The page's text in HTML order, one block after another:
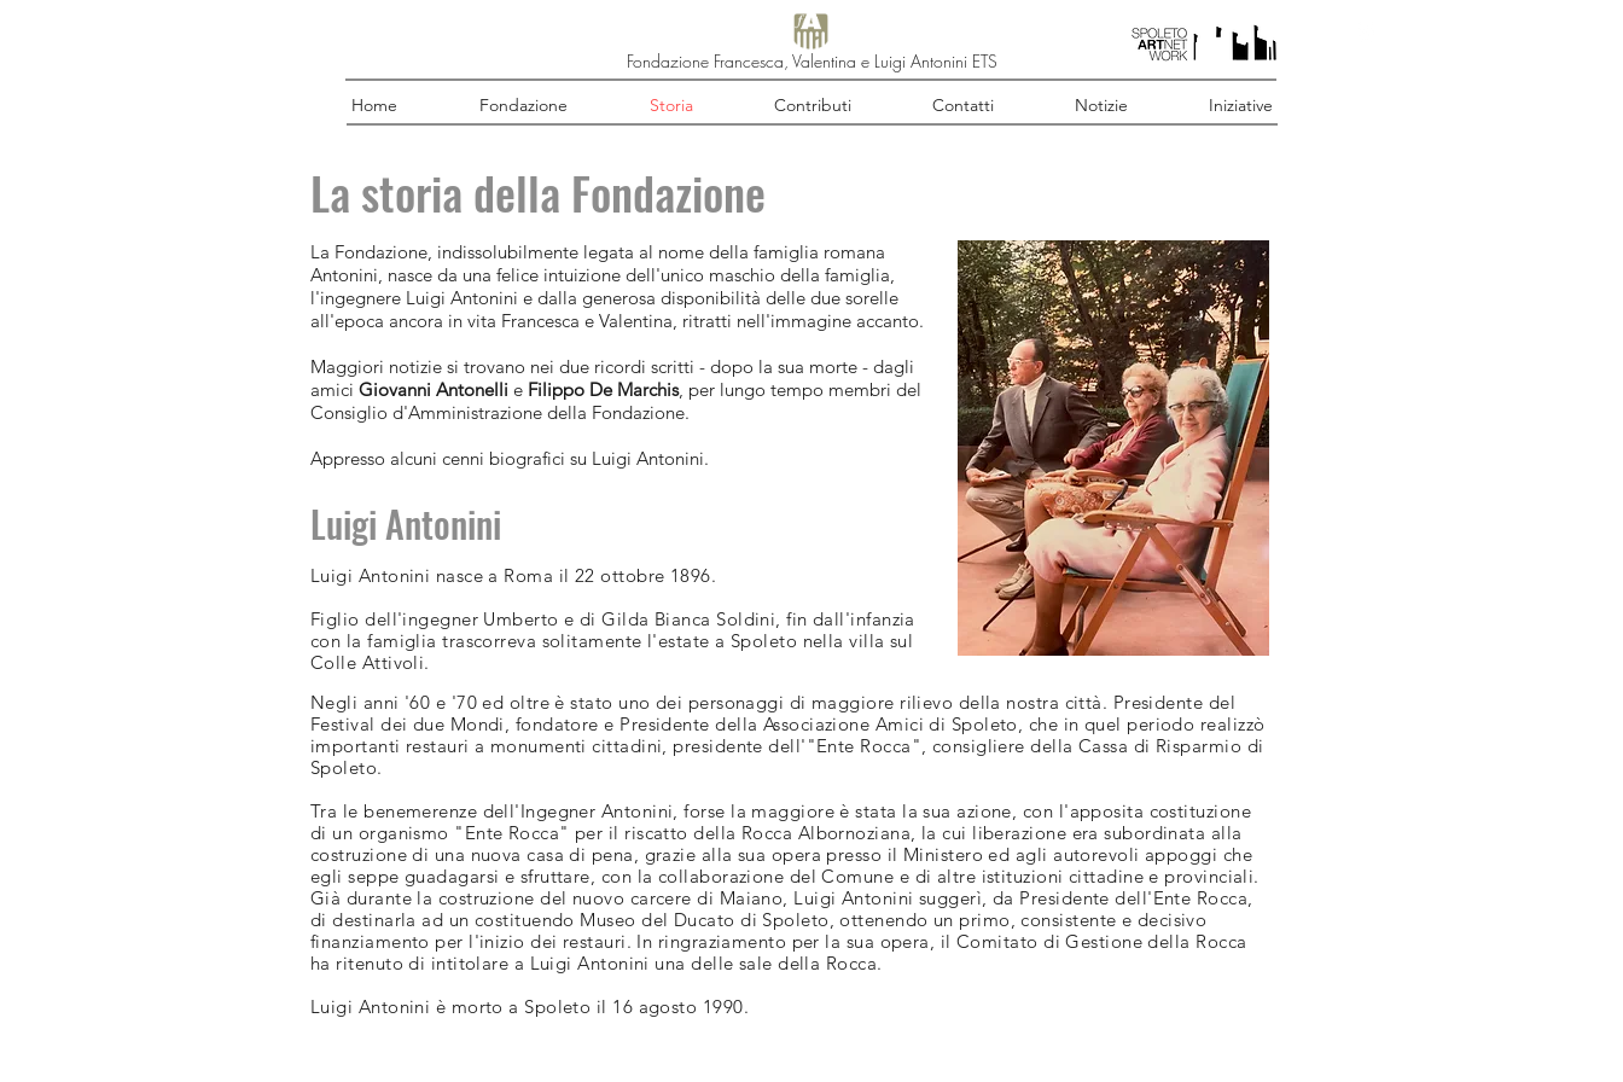
Fondazione Francesca, Valentina e Luigi Antonini ETS
Home Fondazione Storia Contributi Contatti Notizie Iniziative
La storia della Fondazione
La Fondazione, indissolubilmente legata al nome della famiglia romana
Antonini, nasce da una felice intuizione dell'unico maschio della famiglia,
l'ingegnere Luigi Antonini e dalla generosa disponibilità delle due sorelle
all'epoca ancora in vita Francesca e Valentina, ritratti nell'immagine accanto.
Maggiori notizie si trovano nei due ricordi scritti - dopo la sua morte - dagli
amici Giovanni Antonelli e Filippo De Marchis, per lungo tempo membri del
Consiglio d'Amministrazione della Fondazione.
Appresso alcuni cenni biografici su Luigi Antonini.
Luigi Antonini
Luigi Antonini nasce a Roma il 22 ottobre 1896.
Figlio dell'ingegner Umberto e di Gilda Bianca Soldini, fin dall'infanzia
con la famiglia trascorreva solitamente l'estate a Spoleto nella villa sul
Colle Attivoli.
Negli anni '60 e '70 ed oltre è stato uno dei personaggi di maggiore rilievo della nostra città. Presidente del
Festival dei due Mondi, fondatore e Presidente della Associazione Amici di Spoleto, che in quel periodo realizzò
importanti restauri a monumenti cittadini, presidente dell'"Ente Rocca", consigliere della Cassa di Risparmio di
Spoleto.
Tra le benemerenze dell'Ingegner Antonini, forse la maggiore è stata la sua azione, con l'apposita costituzione
di un organismo "Ente Rocca" per il riscatto della Rocca Albornoziana, la cui liberazione era subordinata alla
costruzione di una nuova casa di pena, grazie alla sua opera presso il Ministero ed agli autorevoli appoggi che
egli seppe guadagarsi e sfruttare, con la collaborazione del Comune e di altre istituzioni cittadine e provinciali.
Già durante la costruzione del nuovo carcere di Maiano, Luigi Antonini suggerì, da Presidente dell'Ente Rocca,
di destinarla ad un costituendo Museo del Ducato di Spoleto, ottenendo un primo, consistente e decisivo
finanziamento per l'inizio dei restauri. In ringraziamento per la sua opera, il Comitato di Gestione della Rocca
ha ritenuto di intitolare a Luigi Antonini una delle sale della Rocca.
Luigi Antonini è morto a Spoleto il 16 agosto 1990.